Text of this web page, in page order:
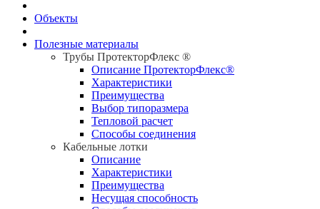
Объекты
Полезные материалы
Трубы ПротекторФлекс ®
Описание ПротекторФлекс®
Характеристики
Преимущества
Выбор типоразмера
Тепловой расчет
Способы соединения
Кабельные лотки
Описание
Характеристики
Преимущества
Несущая способность